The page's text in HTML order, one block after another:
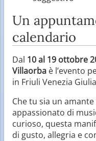
Un
calendario
Dal 10 al 19 ottobre
Villaorba è l’evento
in Friuli Venezia
Che tu sia un
appassionato di
curioso, questa
di gusto, allegria e